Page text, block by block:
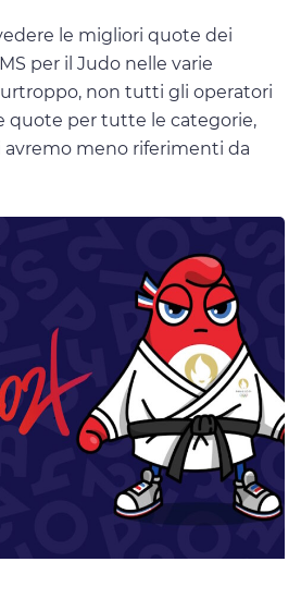
le migliori quote dei
per il Judo nelle varie
non tutti gli operatori
quote per tutte le categorie,
avremo meno riferimenti da